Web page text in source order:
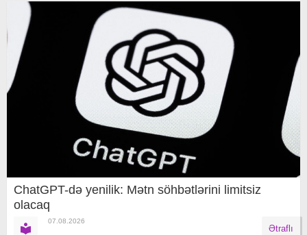
ChatGPT-də yenilik: Mətn söhbətlərini limitsiz
olacaq
07.08.2026
Ətraflı